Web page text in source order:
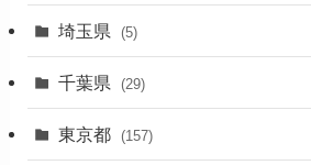
(3)
埼玉県 (5)
千葉県 (29)
東京都 (157)